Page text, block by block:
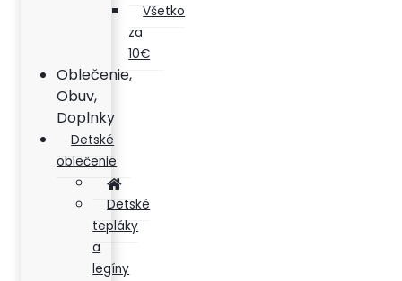
Všetko
za
10€
Oblečenie,
Obuv,
Doplnky
Detské
oblečenie
Detské
tepláky
a
legíny